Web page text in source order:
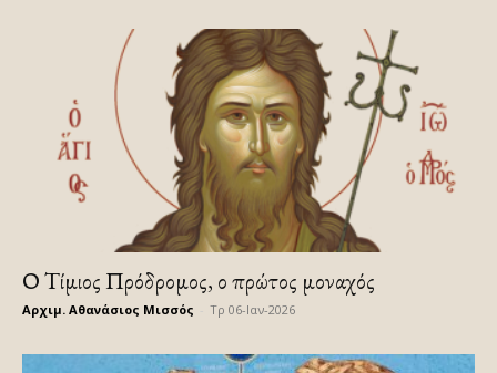
Ο Τίμιος Πρόδρομος, ο πρώτος μοναχός
Αρχιμ. Αθανάσιος Μισσός Τρ 06-Ιαν-2026